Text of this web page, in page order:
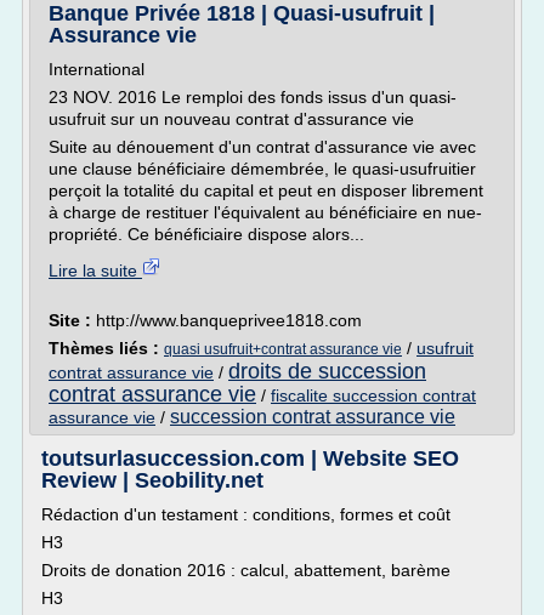
Banque Privée 1818 | Quasi-usufruit |
Assurance vie
International
23 NOV. 2016 Le remploi des fonds issus d'un quasi-
usufruit sur un nouveau contrat d'assurance vie
Suite au dénouement d'un contrat d'assurance vie avec
une clause bénéficiaire démembrée, le quasi-usufruitier
perçoit la totalité du capital et peut en disposer librement
à charge de restituer l'équivalent au bénéficiaire en nue-
propriété. Ce bénéficiaire dispose alors...
Lire la suite
Site : http://www.banqueprivee1818.com
Thèmes liés : quasi usufruit+contrat assurance vie / usufruit
contrat assurance vie / droits de succession
contrat assurance vie / fiscalite succession contrat
assurance vie / succession contrat assurance vie
toutsurlasuccession.com | Website SEO
Review | Seobility.net
Rédaction d'un testament : conditions, formes et coût
H3
Droits de donation 2016 : calcul, abattement, barème
H3